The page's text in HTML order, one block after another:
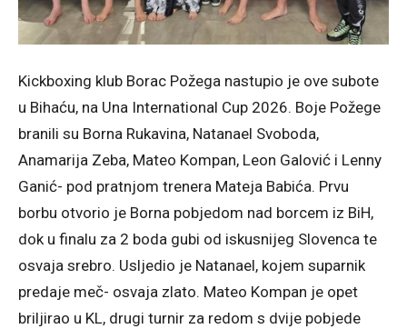
Kickboxing klub Borac Požega nastupio je ove subote
u Bihaću, na Una International Cup 2026. Boje Požege
branili su Borna Rukavina, Natanael Svoboda,
Anamarija Zeba, Mateo Kompan, Leon Galović i Lenny
Ganić- pod pratnjom trenera Mateja Babića. Prvu
borbu otvorio je Borna pobjedom nad borcem iz BiH,
dok u finalu za 2 boda gubi od iskusnijeg Slovenca te
osvaja srebro. Usljedio je Natanael, kojem suparnik
predaje meč- osvaja zlato. Mateo Kompan je opet
briljirao u KL, drugi turnir za redom s dvije pobjede